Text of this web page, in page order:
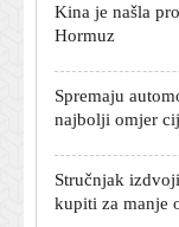
Hormuz
Spremaju
najbolji omjer
Stručnjak
kupiti za manje